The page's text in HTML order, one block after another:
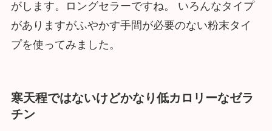
がします。ロングセラーですね。 いろんなタイプ
がありますがふやかす手間が必要のない粉末タイ
プを使ってみました。
寒天程ではないけどかなり低カロリーなゼラ
チン